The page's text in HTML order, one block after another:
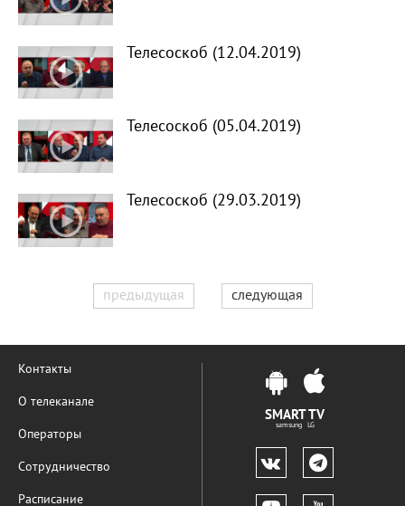
Телесоскоб (12.04.2019)
Телесоскоб (05.04.2019)
Телесоскоб (29.03.2019)
предыдущая следующая
Контакты
О телеканале
Операторы
Сотрудничество
Расписание
SMART TV
samsung LG